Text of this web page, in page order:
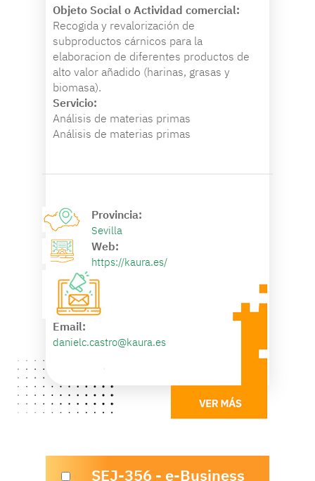
Objeto Social o Actividad comercial:
Recogida y revalorización de
subproductos cárnicos para la
elaboracion de diferentes productos de
alto valor añadido (harinas, grasas y
biomasa).
Servicio:
Análisis de materias primas
Análisis de materias primas
Provincia:
Sevilla
Web:
https://kaura.es/
Email:
danielc.castro@kaura.es
SEJ-356 - e-Business